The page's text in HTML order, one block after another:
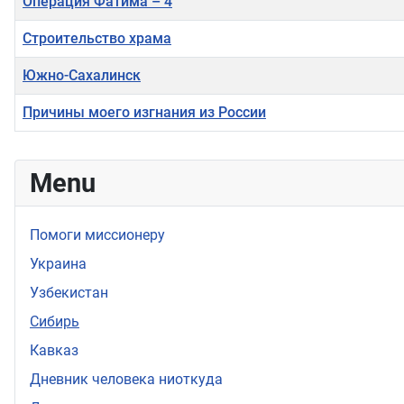
Menu
Помоги миссионеру
Украина
Узбекистан
Сибирь
Кавказ
Дневник человека ниоткуда
Строительство храма
Южно-Сахалинск
Причины моего изгнания из России